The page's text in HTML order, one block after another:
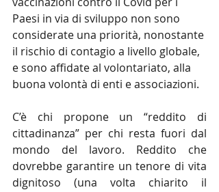
Paesi in via di sviluppo non sono
considerate una priorità, nonostante
il rischio di contagio a livello globale,
e sono affidate al volontariato, alla
buona volontà di enti e associazioni.
C’è chi propone un “reddito di
cittadinanza” per chi resta fuori dal
mondo del lavoro. Reddito che
dovrebbe garantire un tenore di vita
dignitoso (una volta chiarito il